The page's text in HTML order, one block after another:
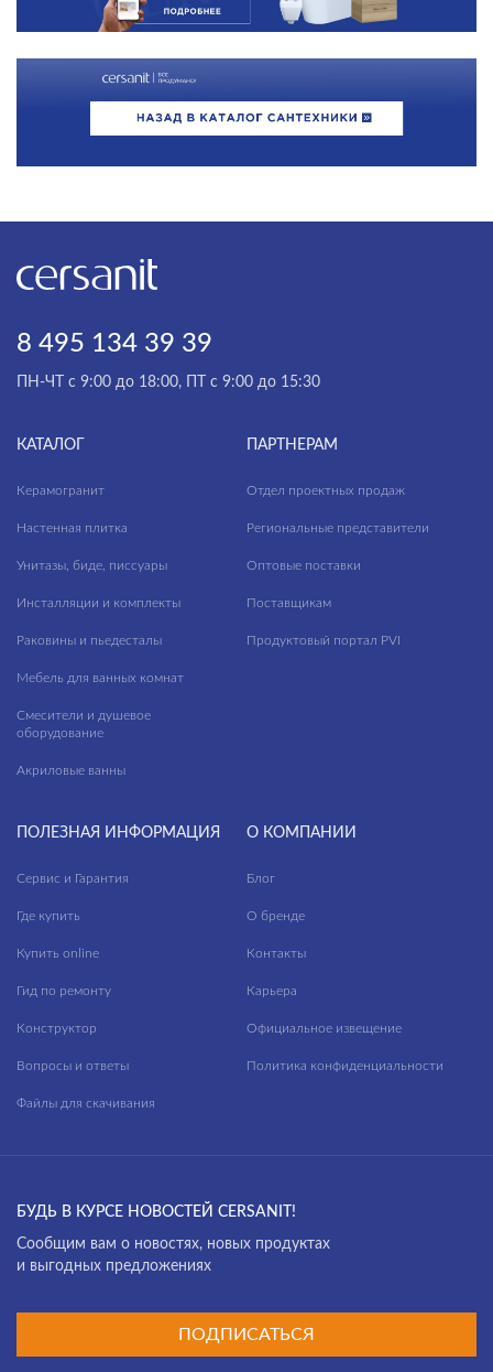
8 495 134 39 39
ПН-ЧТ с 9:00 до 18:00, ПТ с 9:00 до 15:30
КАТАЛОГ
Керамогранит
Настенная плитка
Унитазы, биде, писсуары
Инсталляции и комплекты
Раковины и пьедесталы
Мебель для ванных комнат
Смесители и душевое
оборудование
Акриловые ванны
ПАРТНЕРАМ
Отдел проектных продаж
Региональные представители
Оптовые поставки
Поставщикам
Продуктовый портал PVI
ПОЛЕЗНАЯ ИНФОРМАЦИЯ
Сервис и Гарантия
Где купить
Купить online
Гид по ремонту
Конструктор
Вопросы и ответы
Файлы для скачивания
О КОМПАНИИ
Блог
О бренде
Контакты
Карьера
Официальное извещение
Политика конфиденциальности
БУДЬ В КУРСЕ НОВОСТЕЙ CERSANIT!
Cообщим вам о новостях, новых продуктах
и выгодных предложениях
ПОДПИСАТЬСЯ